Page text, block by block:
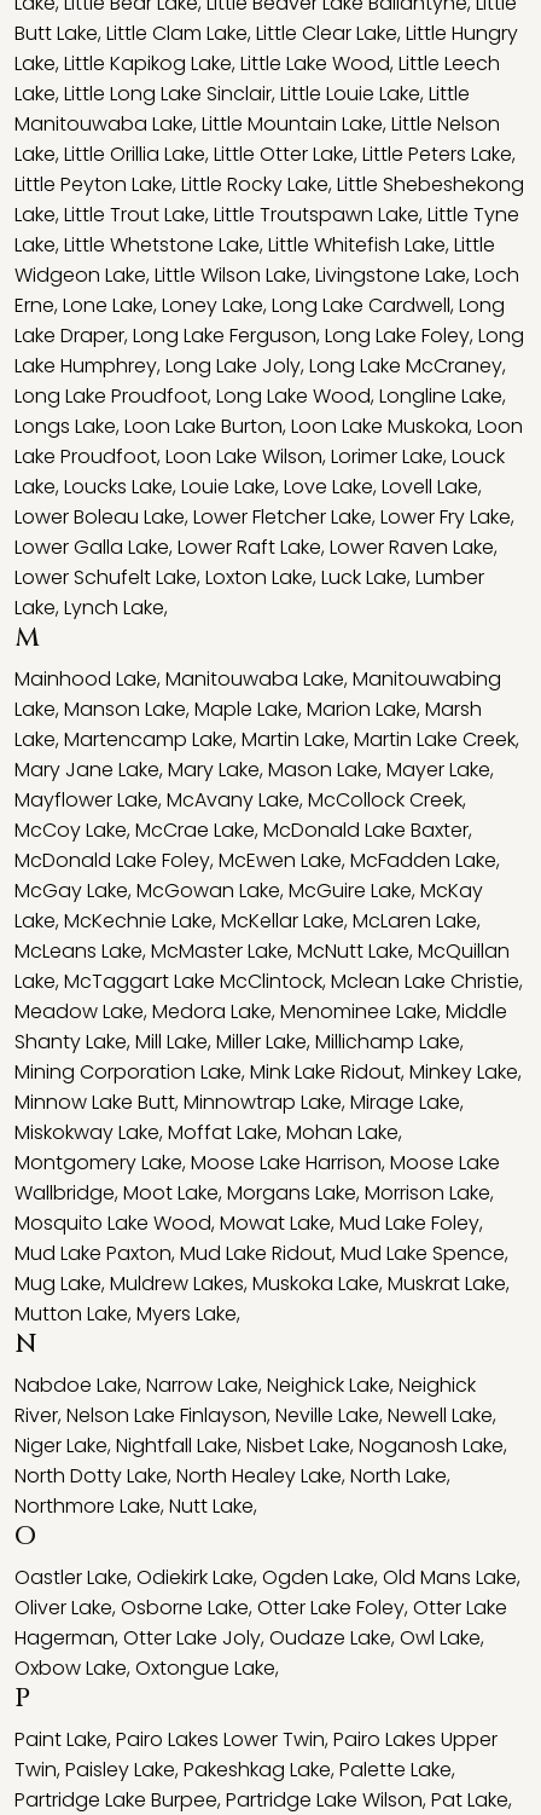
Butt Lake,Little Clam Lake,Little Clear Lake,Little Hungry
Lake,Little Kapikog Lake,Little Lake Wood,Little Leech
Lake,Little Long Lake Sinclair,Little Louie Lake,Little
Manitouwaba Lake,Little Mountain Lake,Little Nelson
Lake,Little Orillia Lake,Little Otter Lake,Little Peters Lake,
Little Peyton Lake,Little Rocky Lake,Little Shebeshekong
Lake,Little Trout Lake,Little Troutspawn Lake,Little Tyne
Lake,Little Whetstone Lake,Little Whitefish Lake,Little
Widgeon Lake,Little Wilson Lake,Livingstone Lake,Loch
Erne,Lone Lake,Loney Lake,Long Lake Cardwell,Long
Lake Draper,Long Lake Ferguson,Long Lake Foley,Long
Lake Humphrey,Long Lake Joly,Long Lake McCraney,
Long Lake Proudfoot,Long Lake Wood,Longline Lake,
Longs Lake,Loon Lake Burton,Loon Lake Muskoka,Loon
Lake Proudfoot,Loon Lake Wilson,Lorimer Lake,Louck
Lake,Loucks Lake,Louie Lake,Love Lake,Lovell Lake,
Lower Boleau Lake,Lower Fletcher Lake,Lower Fry Lake,
Lower Galla Lake,Lower Raft Lake,Lower Raven Lake,
Lower Schufelt Lake,Loxton Lake,Luck Lake,Lumber
Lake,Lynch Lake,
M
Mainhood Lake,Manitouwaba Lake,Manitouwabing
Lake,Manson Lake,Maple Lake,Marion Lake,Marsh
Lake,Martencamp Lake,Martin Lake,Martin Lake Creek,
Mary Jane Lake,Mary Lake,Mason Lake,Mayer Lake,
Mayflower Lake,McAvany Lake,McCollock Creek,
McCoy Lake,McCrae Lake,McDonald Lake Baxter,
McDonald Lake Foley,McEwen Lake,McFadden Lake,
McGay Lake,McGowan Lake,McGuire Lake,McKay
Lake,McKechnie Lake,McKellar Lake,McLaren Lake,
McLeans Lake,McMaster Lake,McNutt Lake,McQuillan
Lake,McTaggart Lake McClintock,Mclean Lake Christie,
Meadow Lake,Medora Lake,Menominee Lake,Middle
Shanty Lake,Mill Lake,Miller Lake,Millichamp Lake,
Mining Corporation Lake,Mink Lake Ridout,Minkey Lake,
Minnow Lake Butt,Minnowtrap Lake,Mirage Lake,
Miskokway Lake,Moffat Lake,Mohan Lake,
Montgomery Lake,Moose Lake Harrison,Moose Lake
Wallbridge,Moot Lake,Morgans Lake,Morrison Lake,
Mosquito Lake Wood,Mowat Lake,Mud Lake Foley,
Mud Lake Paxton,Mud Lake Ridout,Mud Lake Spence,
Mug Lake,Muldrew Lakes,Muskoka Lake,Muskrat Lake,
Mutton Lake,Myers Lake,
N
Nabdoe Lake,Narrow Lake,Neighick Lake,Neighick
River,Nelson Lake Finlayson,Neville Lake,Newell Lake,
Niger Lake,Nightfall Lake,Nisbet Lake,Noganosh Lake,
North Dotty Lake,North Healey Lake,North Lake,
Northmore Lake,Nutt Lake,
O
Oastler Lake,Odiekirk Lake,Ogden Lake,Old Mans Lake,
Oliver Lake,Osborne Lake,Otter Lake Foley,Otter Lake
Hagerman,Otter Lake Joly,Oudaze Lake,Owl Lake,
Oxbow Lake,Oxtongue Lake,
P
Paint Lake,Pairo Lakes Lower Twin,Pairo Lakes Upper
Twin,Paisley Lake,Pakeshkag Lake,Palette Lake,
Partridge Lake Burpee,Partridge Lake Wilson,Pat Lake,